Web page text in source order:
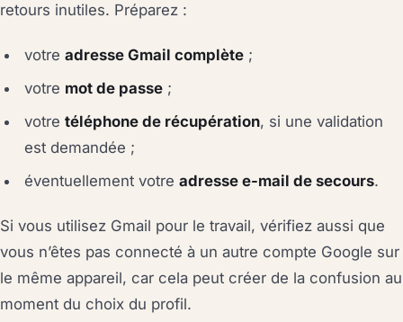
retours inutiles. Préparez :
votreadresse Gmail complète ;
votre mot de passe ;
votretéléphone de récupération, si une validation
est demandée ;
éventuellement votreadresse e-mail de secours.
Si vous utilisez Gmail pour le travail, vérifiez aussi que
vous n’êtes pas connecté à un autre compte Google sur
le même appareil, car cela peut créer de la confusion au
moment du choix du profil.